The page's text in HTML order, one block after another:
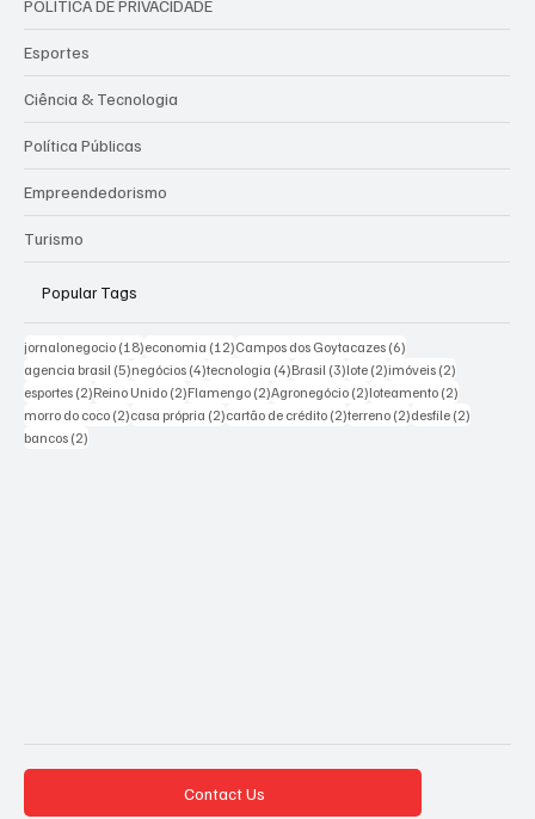
POLÍTICA DE PRIVACIDADE
Esportes
Ciência & Tecnologia
Política Públicas
Empreendedorismo
Turismo
Popular Tags
jornalonegocio (18)18 posts
economia (12)12 posts
Campos dos Goytacazes (6)
agencia brasil (5)5 posts
negócios (4)4 posts
tecnologia (4)4 posts
Brasil (3)3 posts
lote (2)2 posts
imóveis (2)
esportes (2)2 posts
Reino Unido (2)2 posts
Flamengo (2)2 posts
Agronegócio (2)2 posts
loteamento (2)
morro do coco (2)2 posts
casa própria (2)2 posts
cartão de crédito (2)2 posts
terreno (2)2 posts
desfile (2)
bancos (2)
Contact Us